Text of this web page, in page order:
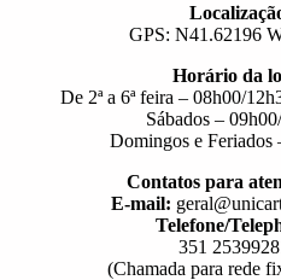
GPS: N41.62196
Horário da
De 2ª a 6ª feira – 08h00/
Sábados –
Domingos e Feriados
Contatos para
E-mail:
Telefone/
351
(Chamada para rede